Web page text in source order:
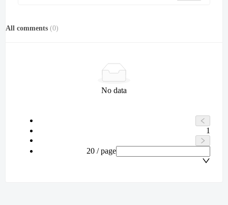
All comments (0)
No data
1
20 / page